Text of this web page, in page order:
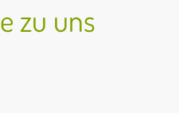
zu uns